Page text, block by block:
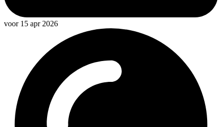
voor 15 apr 2026